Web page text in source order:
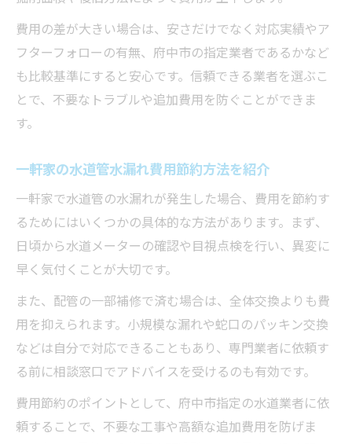
費用の差が大きい場合は、安さだけでなく対応実績やア
フターフォローの有無、府中市の指定業者であるかなど
も比較基準にすると安心です。信頼できる業者を選ぶこ
とで、不要なトラブルや追加費用を防ぐことができま
す。
一軒家の水道管水漏れ費用節約方法を紹介
一軒家で水道管の水漏れが発生した場合、費用を節約す
るためにはいくつかの具体的な方法があります。まず、
日頃から水道メーターの確認や目視点検を行い、異変に
早く気付くことが大切です。
また、配管の一部補修で済む場合は、全体交換よりも費
用を抑えられます。小規模な漏れや蛇口のパッキン交換
などは自分で対応できることもあり、専門業者に依頼す
る前に相談窓口でアドバイスを受けるのも有効です。
費用節約のポイントとして、府中市指定の水道業者に依
頼することで、不要な工事や高額な追加費用を防げま